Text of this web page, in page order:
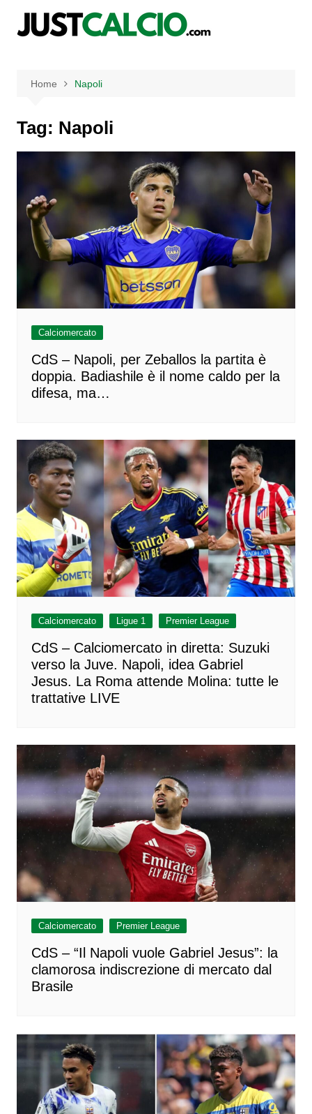
Home Napoli
Tag: Napoli
Calciomercato
CdS – Napoli, per Zeballos la partita è
doppia. Badiashile è il nome caldo per la
difesa, ma…
Calciomercato Ligue 1 Premier League
CdS – Calciomercato in diretta: Suzuki
verso la Juve. Napoli, idea Gabriel
Jesus. La Roma attende Molina: tutte le
trattative LIVE
Calciomercato Premier League
CdS – “Il Napoli vuole Gabriel Jesus”: la
clamorosa indiscrezione di mercato dal
Brasile